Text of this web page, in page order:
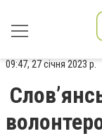
09:47, 27 січня 2023 р.